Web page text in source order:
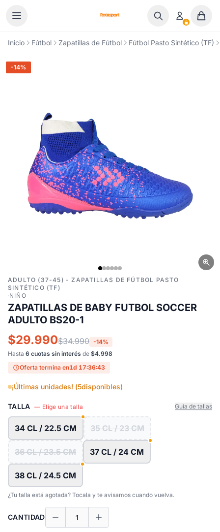
Inicio Fútbol Zapatillas de Fútbol Fútbol Pasto Sintético (TF)
-14%
ADULTO (37-45) - ZAPATILLAS DE FÚTBOL PASTO
SINTÉTICO (TF)
·NIÑO
ZAPATILLAS DE BABY FUTBOL SOCCER
ADULTO BS20-1
$29.990$34.990 -14%
Hasta 6 cuotas sin interés de $4.998
Oferta termina en1d 17:36:42
¡Últimas unidades! (5disponibles)
TALLA — Elige una talla Guía de tallas
34 CL / 22.5 CM 35 CL / 23 CM
36 CL / 23.5 CM 37 CL / 24 CM
38 CL / 24.5 CM
¿Tu talla está agotada? Tocala y te avisamos cuando vuelva.
CANTIDAD